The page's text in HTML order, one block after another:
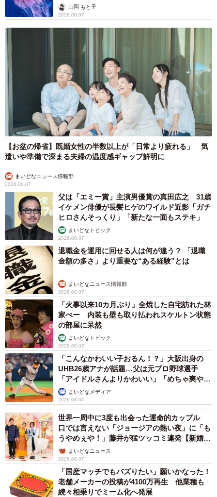
◇ ◇
ただ自分の思うままに発信するのではなく、受け手のこと
も意識しながら制作する。ネコロスさんが多くの人たちに
受け入れられているのは、ご自身のそんな創作への姿勢も
あってのことなのかもしれません。
会話においても、同じことがいえそうですね。
ネコロスさんは、このように深くて少し考えさせられるテ
ーマのものも含め、四コマ漫画をほぼ毎日Twitterに更新さ
れています。
■ネコロスさんのTwitterはこちら
→ https://twitter.com/youyakuya
ごい」山岡 もと子
2026.08.07
【お盆の帰省】既婚女性の半数以上が「日常より疲れる」 気
遣いや準備で深まる夫婦の温度感ギャップ鮮明に
まいどなニュース情報部
2026.08.07
父は「エミー賞」主演男優賞の真田広之 31歳
イケメン俳優が長髪ヒゲのワイルド近影「ガチ
ヒロさんそっくり」「新たな一面もステキ」
まいどなトピック
2026.08.07
退職金を運用に回せる人は何が違う？ 「退職
金額の多さ」より重要な“ある経験”とは
まいどなニュース情報部
2026.08.07
「火事以来10カ月ぶり」全焼した自宅訪れた林
家ぺー 内装も壁も取り払われスケルトン状態
の部屋に呆然
まいどなトピック
2026.08.07
「こんなかわいい子おるん！？」大阪出身の
UHB26歳アナが話題…父は元プロ野球選手
「アイドルさんよりかわいい」「めちゃ爽や
か」まいどなメディア
2026.08.07
世界一周中に3度も出会った運命的カップル
口では言えない「ジョージアの熱い夜」に「も
うやめぇや！」藤井が猛ツッコミ連発【新婚さ
ん】まいどなニュース
2026.08.07
「国産マッチでもバズりたい」願いかなった！
老舗メーカーの投稿が4100万再生 他業種も
続々相乗りでミーム化へ発展